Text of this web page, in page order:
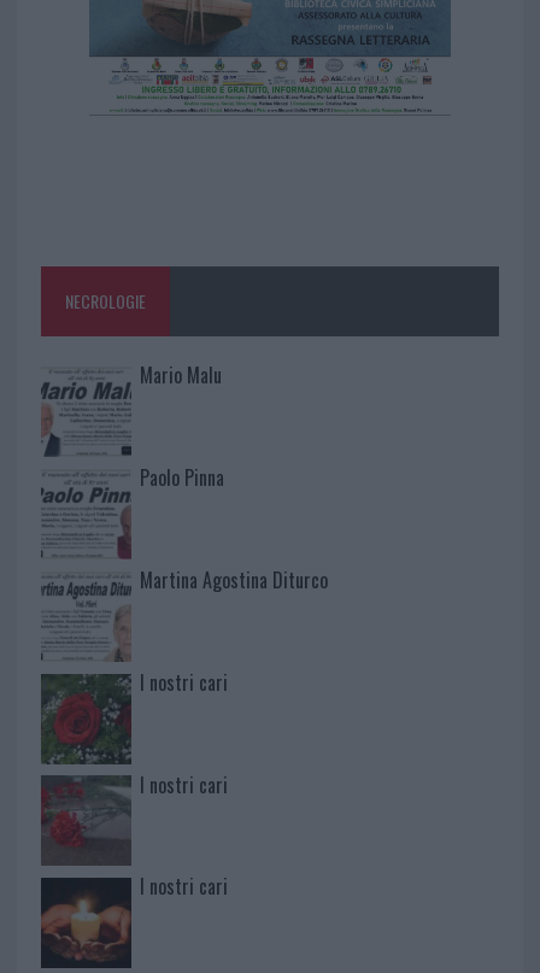
NECROLOGIE
Mario Malu
Paolo Pinna
Martina Agostina Diturco
I nostri cari
I nostri cari
I nostri cari